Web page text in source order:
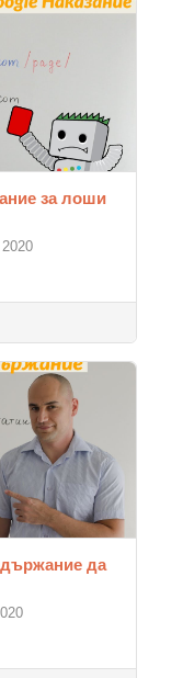
за лоши
да